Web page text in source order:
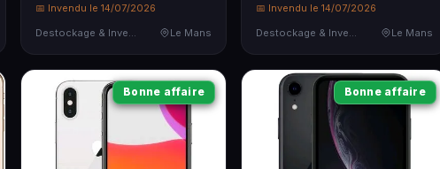
📅 Invendu le 14/07/2026
Destockage & Invendus
Le Mans
📅 Invendu le 14/07/2026
Destockage & Invendus
Le Mans
Bonne affaire Bonne affaire